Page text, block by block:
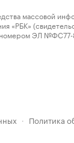
массовой
«РБК»
номером ЭЛ
· Политика